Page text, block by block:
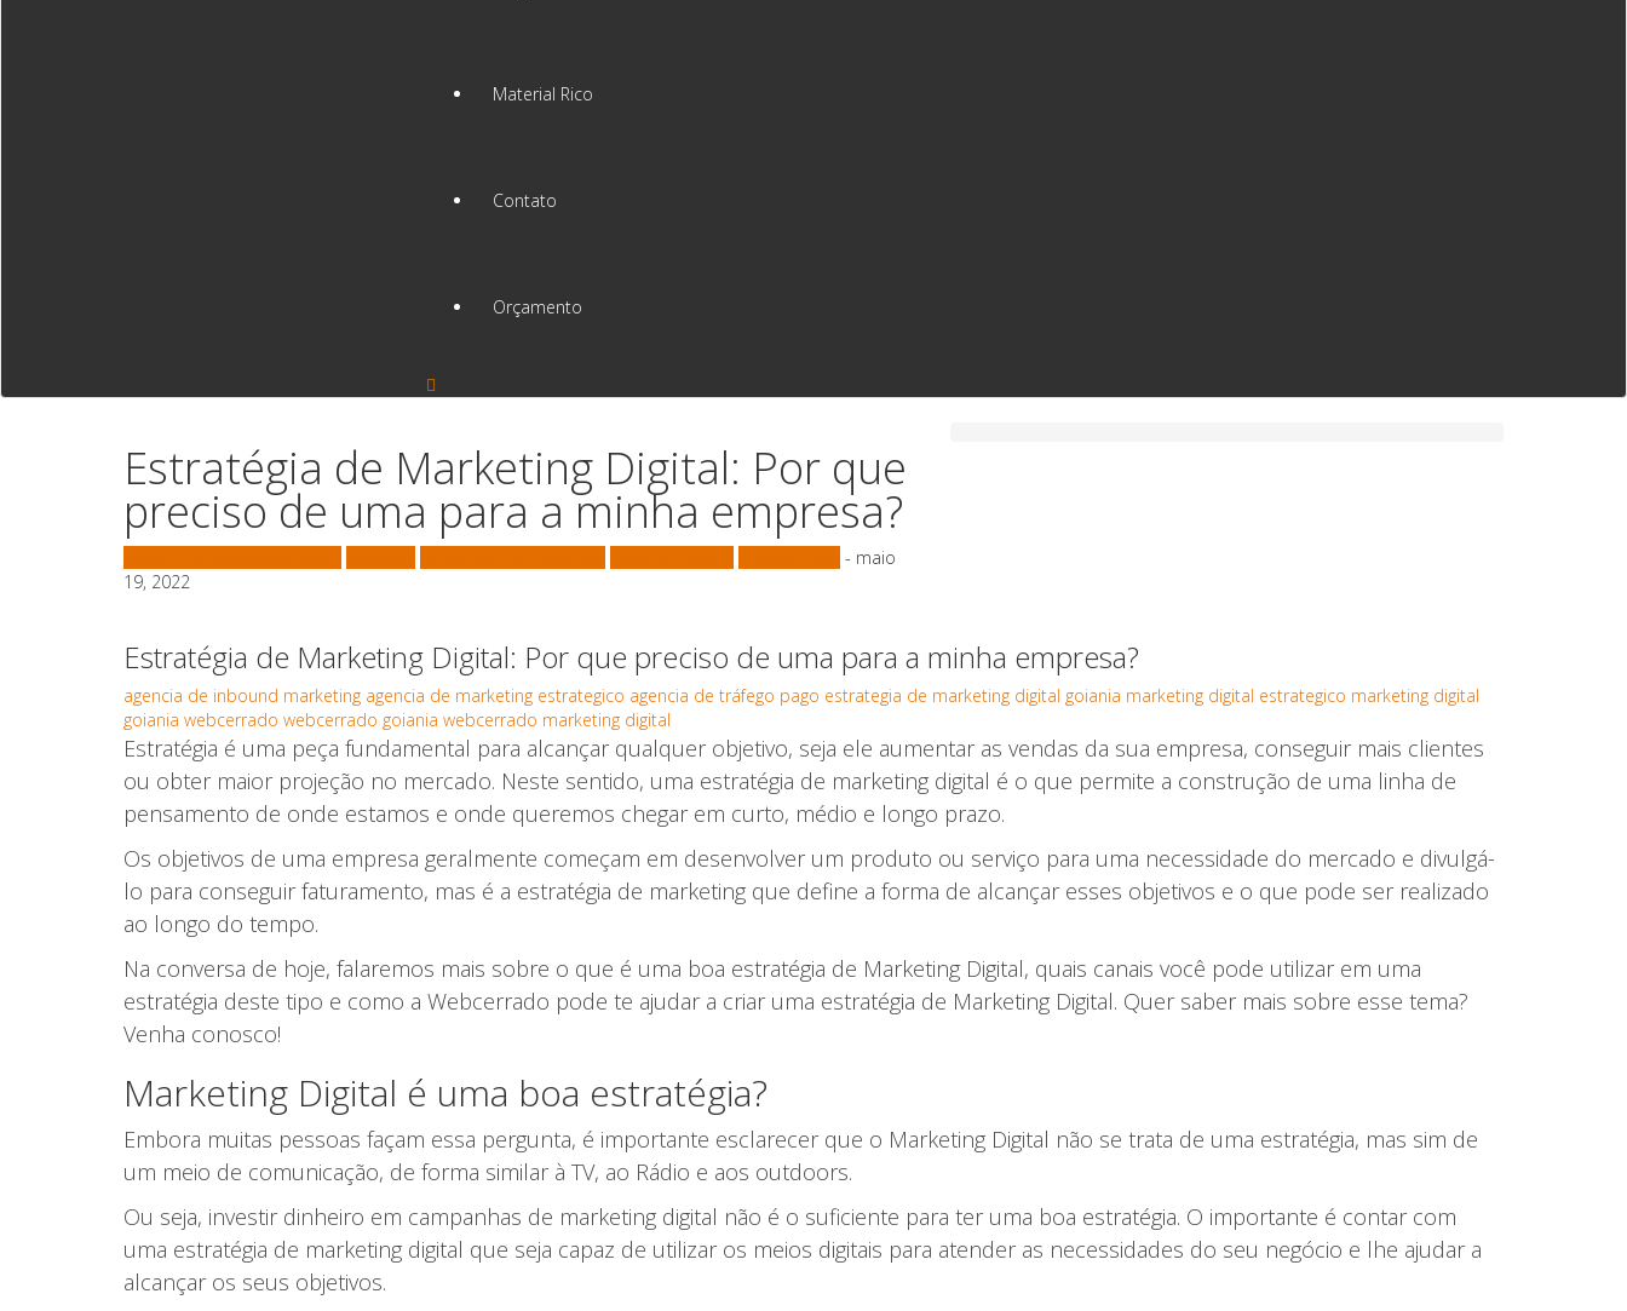
Material Rico
Contato
Orçamento
Estratégia de Marketing Digital: Por que
preciso de uma para a minha empresa?
- maio
19, 2022
Estratégia de Marketing Digital: Por que preciso de uma para a minha empresa?
agencia de inbound marketing agencia de marketing estrategico agencia de tráfego pago estrategia de marketing digital goiania marketing digital estrategico marketing digital
goiania webcerrado webcerrado goiania webcerrado marketing digital
Estratégia é uma peça fundamental para alcançar qualquer objetivo, seja ele aumentar as vendas da sua empresa, conseguir mais clientes
ou obter maior projeção no mercado. Neste sentido, uma estratégia de marketing digital é o que permite a construção de uma linha de
pensamento de onde estamos e onde queremos chegar em curto, médio e longo prazo.
Os objetivos de uma empresa geralmente começam em desenvolver um produto ou serviço para uma necessidade do mercado e divulgá-
lo para conseguir faturamento, mas é a estratégia de marketing que define a forma de alcançar esses objetivos e o que pode ser realizado
ao longo do tempo.
Na conversa de hoje, falaremos mais sobre o que é uma boa estratégia de Marketing Digital, quais canais você pode utilizar em uma
estratégia deste tipo e como a Webcerrado pode te ajudar a criar uma estratégia de Marketing Digital. Quer saber mais sobre esse tema?
Venha conosco!
Marketing Digital é uma boa estratégia?
Embora muitas pessoas façam essa pergunta, é importante esclarecer que o Marketing Digital não se trata de uma estratégia, mas sim de
um meio de comunicação, de forma similar à TV, ao Rádio e aos outdoors.
Ou seja, investir dinheiro em campanhas de marketing digital não é o suficiente para ter uma boa estratégia. O importante é contar com
uma estratégia de marketing digital que seja capaz de utilizar os meios digitais para atender as necessidades do seu negócio e lhe ajudar a
alcançar os seus objetivos.